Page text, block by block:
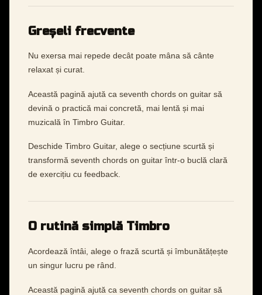
Greșeli frecvente
Nu exersa mai repede decât poate mâna să cânte
relaxat și curat.
Această pagină ajută ca seventh chords on guitar să
devină o practică mai concretă, mai lentă și mai
muzicală în Timbro Guitar.
Deschide Timbro Guitar, alege o secțiune scurtă și
transformă seventh chords on guitar într-o buclă clară
de exercițiu cu feedback.
O rutină simplă Timbro
Acordează întâi, alege o frază scurtă și îmbunătățește
un singur lucru pe rând.
Această pagină ajută ca seventh chords on guitar să